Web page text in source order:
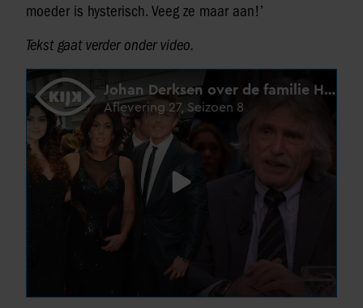
moeder is hysterisch. Veeg ze maar aan!’
Tekst gaat verder onder video.